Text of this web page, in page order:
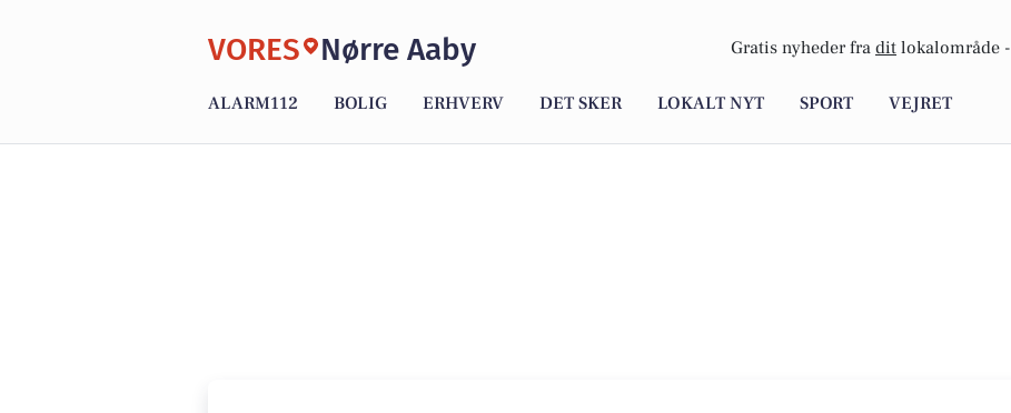
VORES Nørre Aaby Gratis nyheder fra dit lokalområde -
ALARM112 BOLIG ERHVERV DET SKER LOKALT NYT SPORT VEJRET